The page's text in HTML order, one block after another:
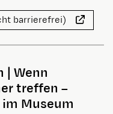
barrierefrei)
| Wenn
treffen –
Museum